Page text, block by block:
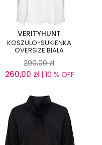
VERITYHUNT
KOSZULO-SUKIENKA
OVERSIZE BIAŁA
290,00 zł
260,00 zł | 10 % OFF